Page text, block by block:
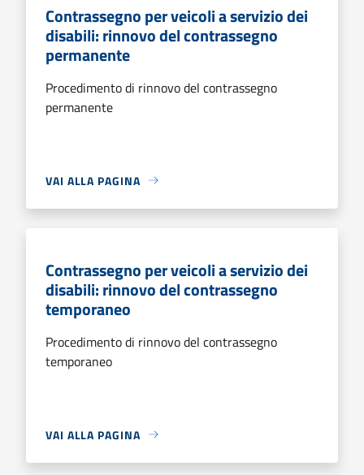
Contrassegno per veicoli a servizio dei
disabili: rinnovo del contrassegno
permanente
Procedimento di rinnovo del contrassegno
permanente
VAI ALLA PAGINA
Contrassegno per veicoli a servizio dei
disabili: rinnovo del contrassegno
temporaneo
Procedimento di rinnovo del contrassegno
temporaneo
VAI ALLA PAGINA